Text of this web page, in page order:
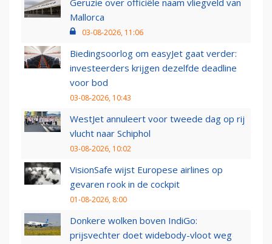
Mallorca
03-08-2026, 11:06
Biedingsoorlog om easyJet gaat verder:
investeerders krijgen dezelfde deadline
voor bod
03-08-2026, 10:43
WestJet annuleert voor tweede dag op rij
vlucht naar Schiphol
03-08-2026, 10:02
VisionSafe wijst Europese airlines op
gevaren rook in de cockpit
01-08-2026, 8:00
Donkere wolken boven IndiGo:
prijsvechter doet widebody-vloot weg